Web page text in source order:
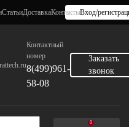
СтатьиДоставкаКонтактыВход/
Контактный
номер
8(499)961-
58-08
Заказать
звонок
0